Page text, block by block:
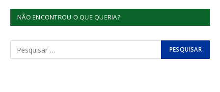
NÃO ENCONTROU O QUE QUERIA?